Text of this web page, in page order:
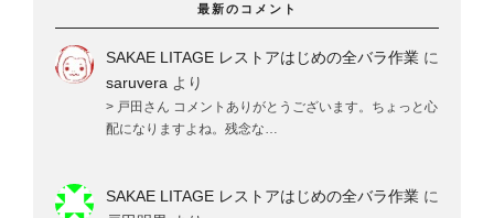
最新のコメント
SAKAE LITAGE レストアはじめの全バラ作業に
saruvera より
> 戸田さん コメントありがとうございます。ちょっと心
配になりますよね。残念な…
SAKAE LITAGE レストアはじめの全バラ作業に